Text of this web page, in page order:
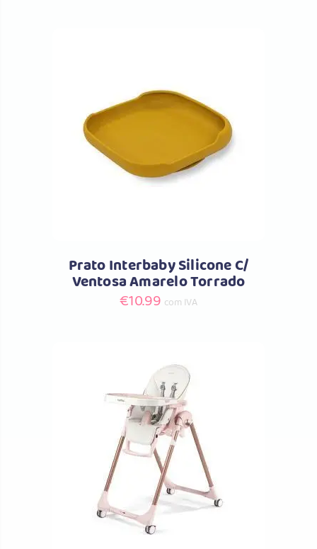
Prato Interbaby Silicone C/
Ventosa Amarelo Torrado
€10.99 com IVA
Comprar